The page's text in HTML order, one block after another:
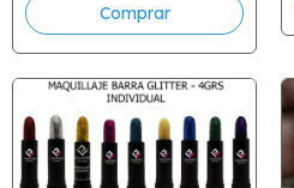
Comprar